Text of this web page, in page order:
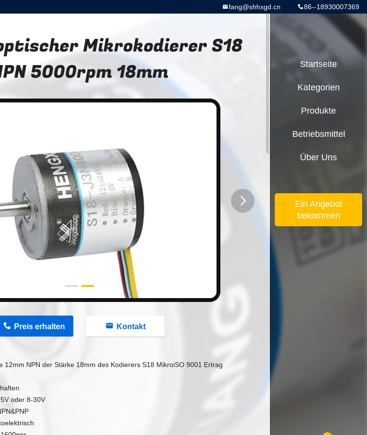
86--18930007369
fang@shhxgd.cn
Mikrokodierer S18
5000rpm 18mm
Preis erhalten Kontakt
12mm NPN der Stärke 18mm des Kodierers S18 MikroiSO 9001 Ertrag
oder 8-30V
Startseite
Kategorien
Produkte
Betriebsmittel
Über Uns
Ein Angebot
bekommen